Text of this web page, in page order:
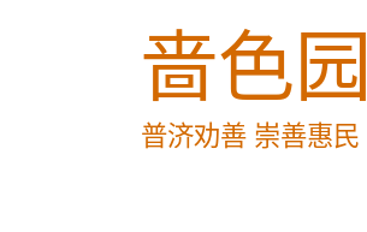
啬色园
普济劝善 崇善惠民